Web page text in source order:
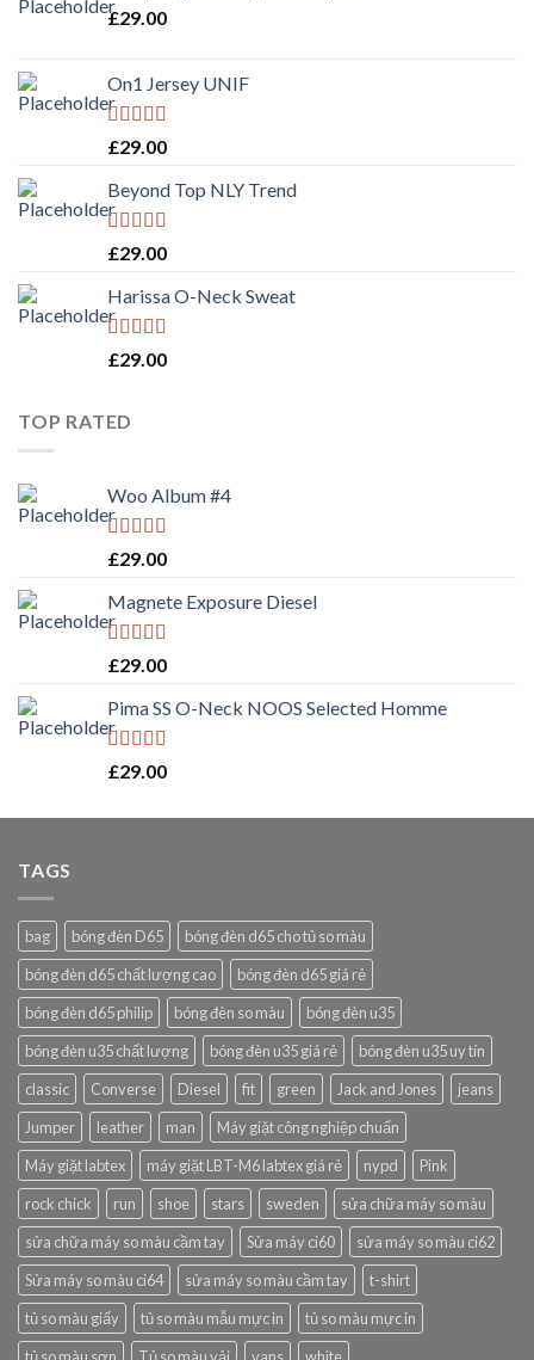
£29.00
On1 Jersey UNIF
Rated5.00
£29.00
Beyond Top NLY Trend
Rated
of 5
£29.00
Harissa O-Neck Sweat
Rated4.00
£29.00
TOP RATED
Woo Album #4
Rated5.00
£29.00
Magnete Exposure Diesel
Rated5.00
£29.00
Pima SS O-Neck NOOS Selected Homme
Rated5.00
£29.00
TAGS
bag bóng đèn D65
bóng đèn d65 cho tủ so màu
bóng đèn d65 chất lượng cao
bóng đèn d65 giá rẻ
bóng đèn d65 philip
bóng đèn so màu
bóng đèn u35
bóng đèn u35 chất lượng
bóng đèn u35 giá rẻ
bóng đèn u35 uy tín
classic
Converse Diesel fit green Jack and Jones
jeans
Jumper
leather man
Máy giặt công nghiệp chuẩn
Máy giặt labtex
máy giặt LBT-M6 labtex giá rẻ nypd
Pink
rock chick
run shoe stars sweden
sửa chữa máy so màu
sửa chữa máy so màu cầm tay
Sửa máy ci60
sửa máy so màu ci62
Sửa máy so màu ci64
sửa máy so màu cầm tay
t-shirt
tủ so màu giấy
tủ so màu mẫu mực in
tủ so màu mực in